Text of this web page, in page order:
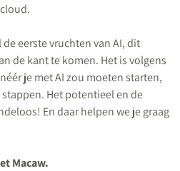
eerste vruchten van AI, dit
de kant te komen. Het is volgens
je met AI zou moeten starten,
Het potentieel en de
En daar helpen we je graag
Macaw.